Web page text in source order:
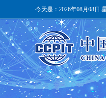
今天是： 2026年08月08日